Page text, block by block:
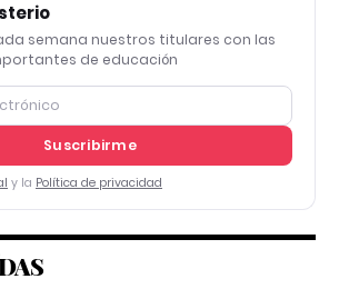
semana nuestros titulares con las
de educación
Suscribirme
y la Política de privacidad